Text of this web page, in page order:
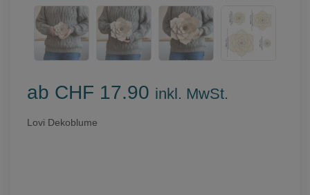
ab CHF 17.90 inkl. MwSt.
Lovi Dekoblume